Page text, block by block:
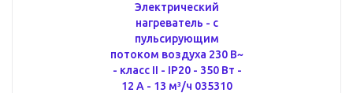
Электрический
нагреватель - с
пульсирующим
потоком воздуха 230 В~
- класс II - IP20 - 350 Вт -
12 А - 13 м³/ч 035310